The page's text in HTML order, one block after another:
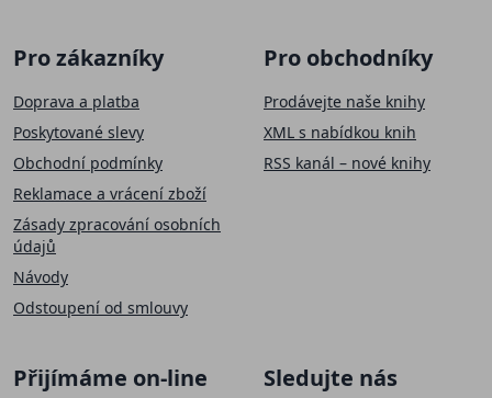
Pro zákazníky
Doprava a platba
Poskytované slevy
Obchodní podmínky
Reklamace a vrácení zboží
Zásady zpracování osobních
údajů
Návody
Odstoupení od smlouvy
Pro obchodníky
Prodávejte naše knihy
XML s nabídkou knih
RSS kanál – nové knihy
Přijímáme on-line
Sledujte nás